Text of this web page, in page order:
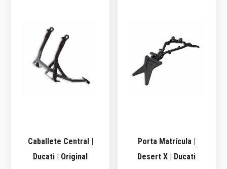
Caballete Central |
Ducati | Original
Porta Matrícula |
Desert X | Ducati